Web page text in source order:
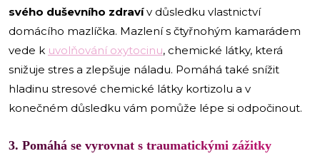
svého duševního zdravív důsledku vlastnictví
domácího mazlíčka. Mazlení s čtyřnohým kamarádem
vede k uvolňování oxytocinu, chemické látky, která
snižuje stres a zlepšuje náladu. Pomáhá také snížit
hladinu stresové chemické látky kortizolu a v
konečném důsledku vám pomůže lépe si odpočinout.
3. Pomáhá se vyrovnat s traumatickými zážitky